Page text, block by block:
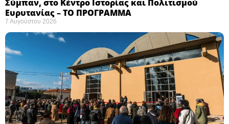
Σύμπαν, στο Κέντρο Ιστορίας και Πολιτισμού
Ευρυτανίας – ΤΟ ΠΡΟΓΡΑΜΜΑ
7 Αυγούστου 2026